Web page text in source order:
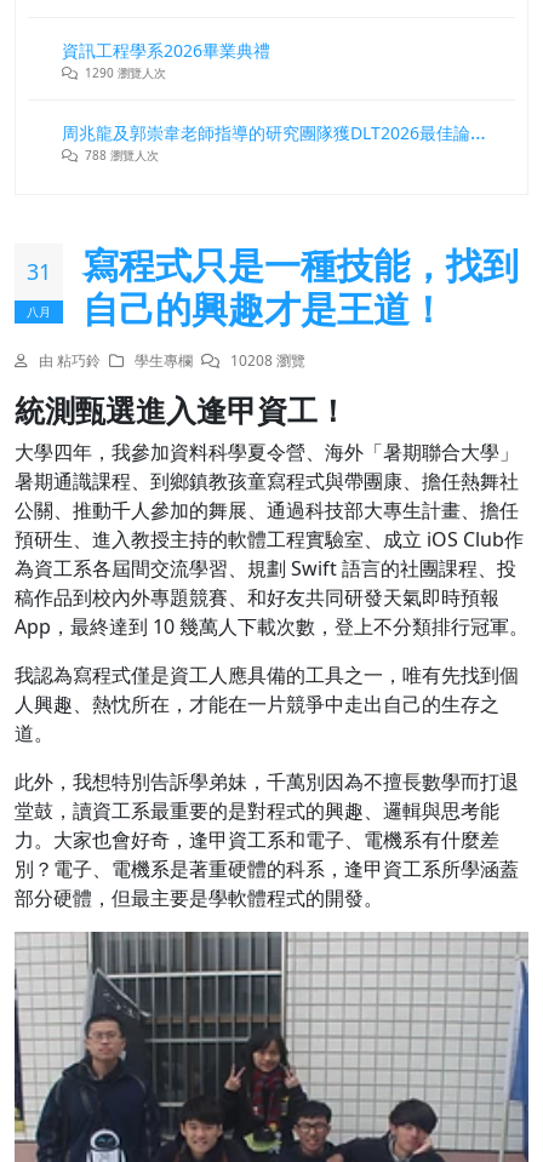
資訊工程學系2026畢業典禮
1290 瀏覽人次
周兆龍及郭崇韋老師指導的研究團隊獲DLT2026最佳論文獎
788 瀏覽人次
31
八月
寫程式只是一種技能，找到
自己的興趣才是王道！
由 粘巧鈴 學生專欄 10208 瀏覽
統測甄選進入逢甲資工！
大學四年，我參加資料科學夏令營、海外「暑期聯合大學」
暑期通識課程、到鄉鎮教孩童寫程式與帶團康、擔任熱舞社
公關、推動千人參加的舞展、通過科技部大專生計畫、擔任
預研生、進入教授主持的軟體工程實驗室、成立 iOS Club作
為資工系各屆間交流學習、規劃 Swift 語言的社團課程、投
稿作品到校內外專題競賽、和好友共同研發天氣即時預報
App，最終達到 10 幾萬人下載次數，登上不分類排行冠軍。
我認為寫程式僅是資工人應具備的工具之一，唯有先找到個
人興趣、熱忱所在，才能在一片競爭中走出自己的生存之
道。
此外，我想特別告訴學弟妹，千萬別因為不擅長數學而打退
堂鼓，讀資工系最重要的是對程式的興趣、邏輯與思考能
力。大家也會好奇，逢甲資工系和電子、電機系有什麼差
別？電子、電機系是著重硬體的科系，逢甲資工系所學涵蓋
部分硬體，但最主要是學軟體程式的開發。